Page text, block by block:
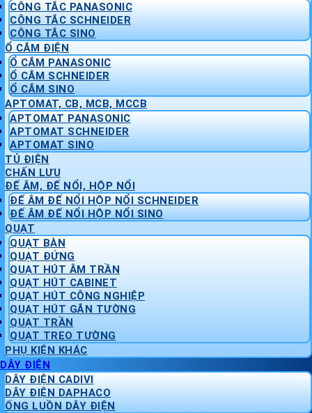
CÔNG TẮC PANASONIC
CÔNG TẮC SCHNEIDER
CÔNG TẮC SINO
Ổ CẮM ĐIỆN
Ổ CẮM PANASONIC
Ổ CẮM SCHNEIDER
Ổ CẮM SINO
APTOMAT, CB, MCB, MCCB
APTOMAT PANASONIC
APTOMAT SCHNEIDER
APTOMAT SINO
TỦ ĐIỆN
CHẤN LƯU
ĐẾ ÂM, ĐẾ NỔI, HỘP NỔI
ĐẾ ÂM ĐẾ NỔI HỘP NỔI SCHNEIDER
ĐẾ ÂM ĐẾ NỔI HỘP NỔI SINO
QUẠT
QUẠT BÀN
QUẠT ĐỨNG
QUẠT HÚT ÂM TRẦN
QUẠT HÚT CABINET
QUẠT HÚT CÔNG NGHIỆP
QUẠT HÚT GẮN TƯỜNG
QUẠT TRẦN
QUẠT TREO TƯỜNG
PHỤ KIỆN KHÁC
DÂY ĐIỆN
DÂY ĐIỆN CADIVI
DÂY ĐIỆN DAPHACO
ỐNG LUỒN DÂY ĐIỆN